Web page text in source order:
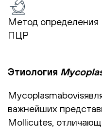
Метод определения
ПЦР
Этиология
важнейших
Mollicutes,